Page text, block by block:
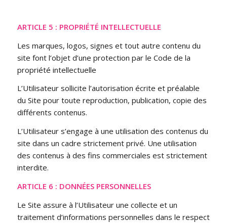
ARTICLE 5 : PROPRIÉTÉ INTELLECTUELLE
Les marques, logos, signes et tout autre contenu du
site font l’objet d’une protection par le Code de la
propriété intellectuelle
L’Utilisateur sollicite l’autorisation écrite et préalable
du Site pour toute reproduction, publication, copie des
différents contenus.
L’Utilisateur s’engage à une utilisation des contenus du
site dans un cadre strictement privé. Une utilisation
des contenus à des fins commerciales est strictement
interdite.
ARTICLE 6 : DONNÉES PERSONNELLES
Le Site assure à l’Utilisateur une collecte et un
traitement d’informations personnelles dans le respect